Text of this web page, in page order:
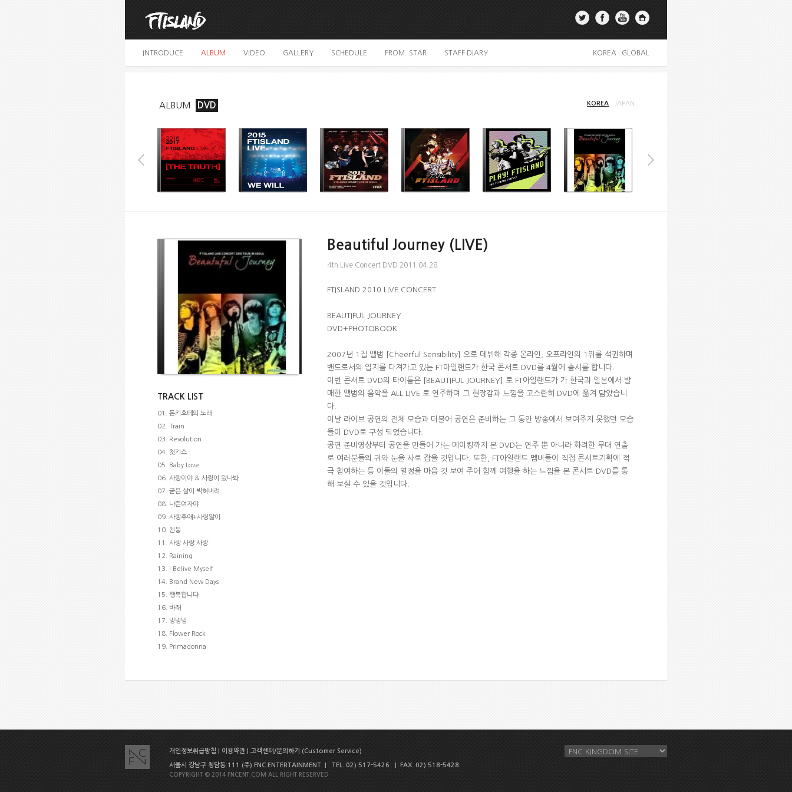
INTRODUCE ALBUM VIDEO GALLERY SCHEDULE FROM. STAR STAFF DIARY KOREA GLOBAL
ALBUM DVD KOREA JAPAN
TRACK LIST
01. 돈키호테의 노래
02. Train
03. Revolution
04. 첫키스
05. Baby Love
06. 사랑이야 & 사랑이 왔나봐
07. 굳은 살이 박혀버려
08. 나쁜여자야
09. 사랑후애+사랑앓이
10. 천둥
11. 사랑 사랑 사랑
12. Raining
13. I Belive Myself
14. Brand New Days
15. 행복합니다
16. 바래
17. 빙빙빙
18. Flower Rock
19. Primadonna
Beautiful Journey (LIVE)
4th Live Concert DVD 2011.04.28
FTISLAND 2010 LIVE CONCERT
BEAUTIFUL JOURNEY
DVD+PHOTOBOOK
2007년 1집 앨범 [Cheerful Sensibility] 으로 데뷔해 각종 온라인, 오프라인의 1위를 석권하며
밴드로서의 입지를 다져가고 있는 FT아일랜드가 한국 콘서트 DVD를 4월에 출시를 합니다.
이번 콘서트 DVD의 타이틀은 [BEAUTIFUL JOURNEY] 로 FT아일랜드가 가 한국과 일본에서 발
매한 앨범의 음악을 ALL LIVE 로 연주하며 그 현장감과 느낌을 고스란히 DVD에 옮겨 담았습니
다.
이날 라이브 공연의 전체 모습과 더불어 공연은 준비하는 그 동안 방송에서 보여주지 못했던 모습
들이 DVD로 구성 되었습니다.
공연 준비영상부터 공연을 만들어 가는 메이킹까지 본 DVD는 연주 뿐 아니라 화려한 무대 연출
로 여러분들의 귀와 눈을 사로 잡을 것입니다. 또한, FT아일랜드 멤버들이 직접 콘서트기획에 적
극 참여하는 등 이들의 열정을 마음 것 보여 주어 함께 여행을 하는 느낌을 본 콘서트 DVD를 통
해 보실 수 있을 것입니다.
개인정보취급방침 이용약관 고객센터/문의하기 (Customer Service)
서울시 강남구 청담동 111 (주) FNC ENTERTAINMENT | TEL. 02) 517-5426 | FAX. 02) 518-5428
COPYRIGHT © 2014 FNCENT.COM ALL RIGHT RESERVED